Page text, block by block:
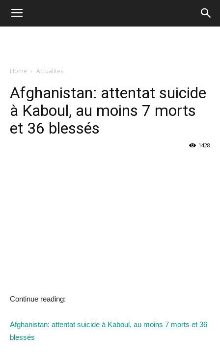
Home Actualites
Afghanistan: attentat suicide
à Kaboul, au moins 7 morts
et 36 blessés
1428
Continue reading:
Afghanistan: attentat suicide à Kaboul, au moins 7 morts et 36
blessés